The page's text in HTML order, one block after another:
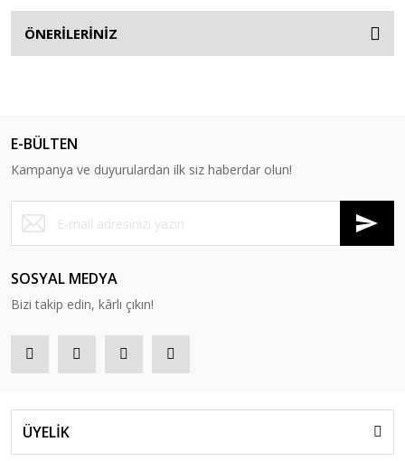
ÖNERİLERİNİZ
E-BÜLTEN
Kampanya ve duyurulardan ilk siz haberdar olun!
SOSYAL MEDYA
Bizi takip edin, kârlı çıkın!
ÜYELİK